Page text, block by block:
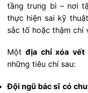
tầng trung bì – nơi
thực hiện sai kỹ
sắc tố hoặc thậm chí
Mộtđịa chỉ xóa vết
những tiêu chí sau:
Đội ngũ bác sĩ có